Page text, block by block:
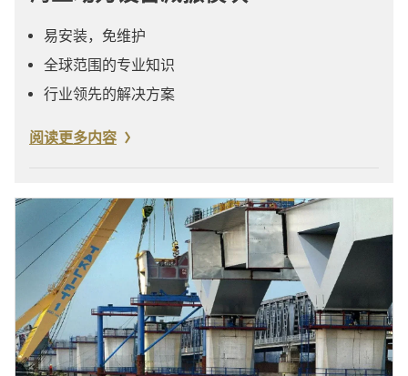
易安装，免维护
全球范围的专业知识
行业领先的解决方案
阅读更多内容